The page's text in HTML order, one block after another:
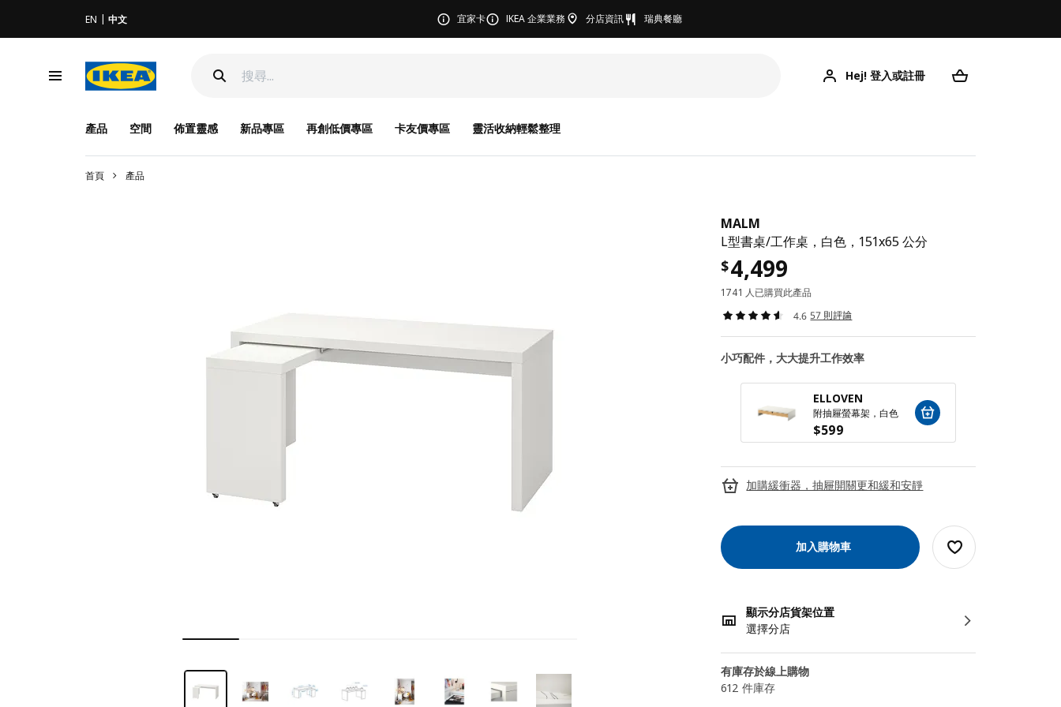
EN 中文 宜家卡 IKEA 企業業務 分店資訊 瑞典餐廳
Hej! 登入或註冊
產品 空間 佈置靈感 新品專區 再創低價專區 卡友價專區 靈活收納輕鬆整理
首頁 產品
MALM
L型書桌/工作桌，白色，151x65 公分
$4,499
1741 人已購買此產品
4.6 57 則評論
小巧配件，大大提升工作效率
ELLOVEN
附抽屜螢幕架，白色
$599
加購緩衝器，抽屜開關更和緩和安靜
加入購物車
顯示分店貨架位置
選擇分店
有庫存於線上購物
612 件庫存